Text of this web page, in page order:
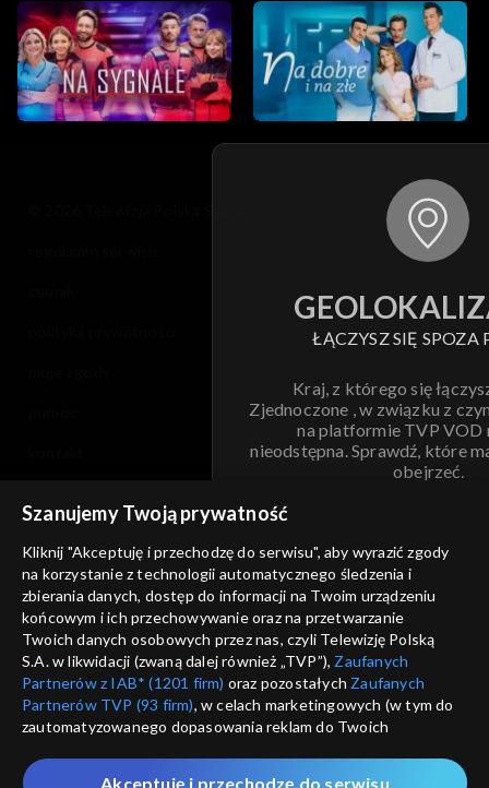
ŁĄCZYSZ SIĘ SPOZA
Kraj, z którego się
Zjednoczone , w związku z
na platformie TVP VOD
nieodstępna. Sprawdź, które
obejrzeć.
ANULUJ
informacje o dostawcy usług
Szanujemy Twoją prywatność
Kliknij "Akceptuję i przechodzę do serwisu", aby wyrazić zgody
na korzystanie z technologii automatycznego śledzenia i
zbierania danych, dostęp do informacji na Twoim urządzeniu
końcowym i ich przechowywanie oraz na przetwarzanie
Twoich danych osobowych przez nas, czyli Telewizję Polską
S.A. w likwidacji (zwaną dalej również „TVP”), Zaufanych
Partnerów z IAB* (1201 firm) oraz pozostałych Zaufanych
Partnerów TVP (93 firm), w celach marketingowych (w tym do
zautomatyzowanego dopasowania reklam do Twoich
które wskazujemy poniżej, a także zgody na udostępnianie
Akceptuję i przechodzę do serwisu